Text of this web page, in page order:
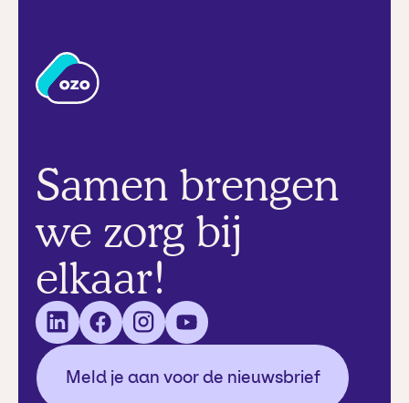
Samen brengen
we zorg bij
elkaar!
Meld je aan voor de nieuwsbrief